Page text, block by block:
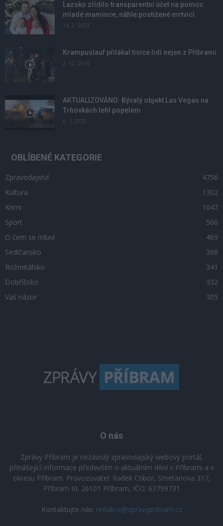
Lazsko zřídilo transparentní účet na pomoc
mladé mamince, náhle postižené mrtvicí
14. 2. 2023
Krampuslauf přilákal tisíce lidí nejen z Příbrami
2. 12. 2016
AKTUALIZOVÁNO: Bývalý objekt Las Vegas na
Trhovkách lehl popelem
8. 7. 2023
OBLÍBENÉ KATEGORIE
Zpravodajství
4756
Kultura
1302
Krimi
1047
Sport
500
O čem se mluví
469
Sedlčansko
398
Rožmitálsko
341
Dobříšsko
332
Váš názor
305
O nás
Zprávy Příbram je nezávislý zpravodajský webový portál,
přinášející informace především o aktuálním dění v Příbrami a v
okresu Příbram. Provozovatel: Radek Ctibor, Smetanova 317,
Příbram III, 26101 Příbram, IČO: 63799731
Kontaktujte nás: redakce@zpravypribram.cz